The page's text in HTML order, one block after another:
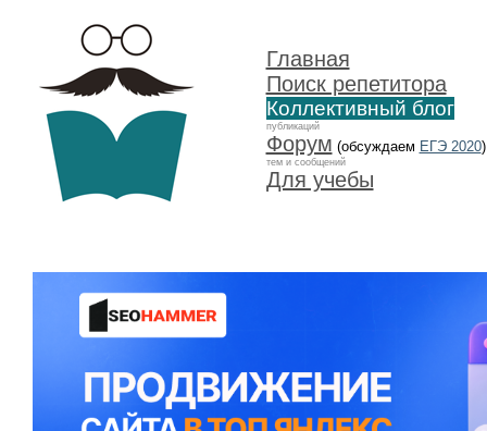
Главная
Поиск репетитора
Коллективный блог
публикаций
Форум (обсуждаем ЕГЭ 2020)
тем и сообщений
Для учебы